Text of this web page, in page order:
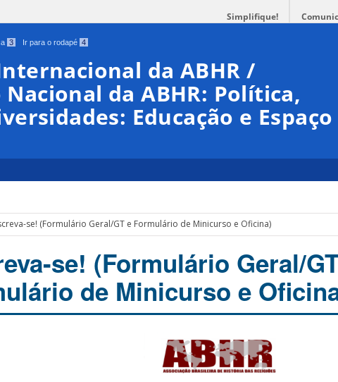
Simplifique!
3 Ir para o rodapé 4
da ABHR /
Nacional da ABHR: Política,
Educação e Espaço
se! (Formulário Geral/GT e Formulário de Minicurso e Oficina)
se! (Formulário Geral/
de Minicurso e